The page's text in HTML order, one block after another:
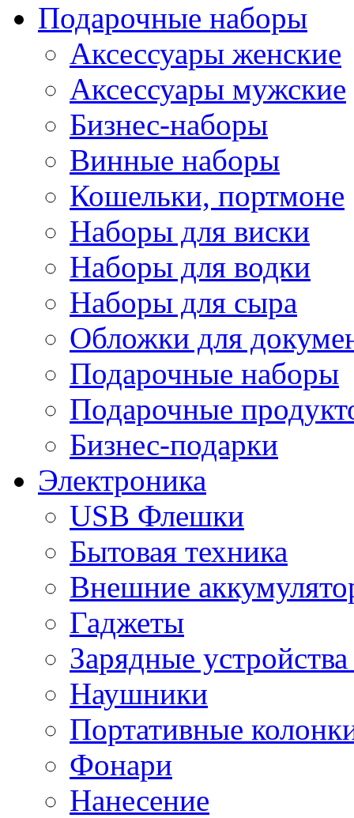
Подарочные наборы
Аксессуары женские
Аксессуары мужские
Бизнес-наборы
Винные наборы
Кошельки, портмоне
Наборы для виски
Наборы для водки
Наборы для сыра
Обложки для
Подарочные наборы
Подарочные
Бизнес-подарки
Электроника
USB Флешки
Бытовая техника
Внешние
Гаджеты
Зарядные
Наушники
Портативные
Фонари
Нанесение